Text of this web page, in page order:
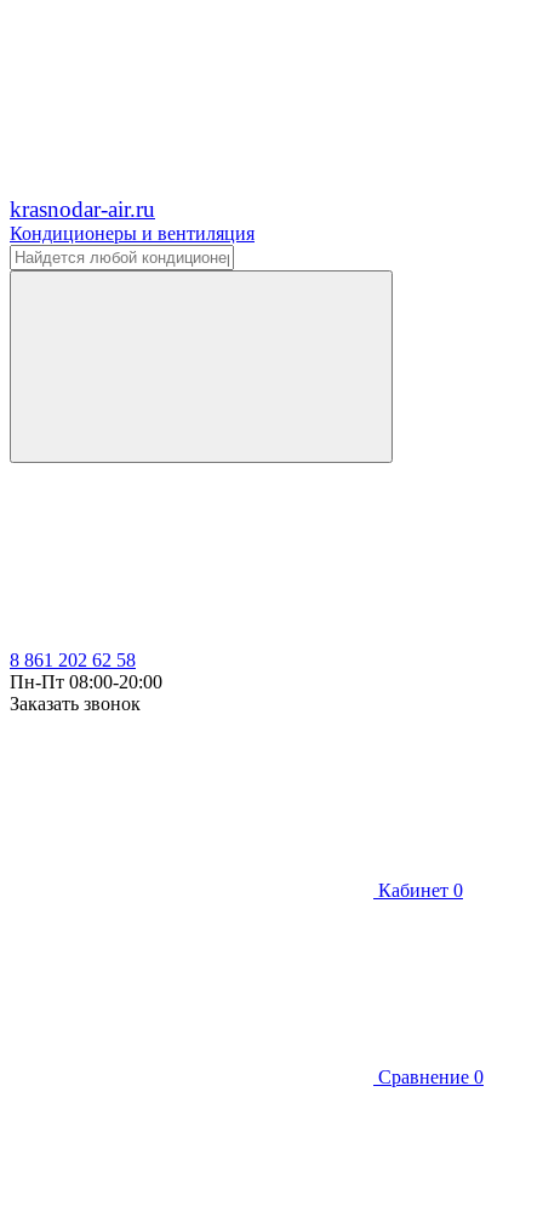
krasnodar-air.ru
Кондиционеры и вентиляция
8 861 202 62 58
Пн-Пт 08:00-20:00
Заказать звонок
Кабинет 0
Сравнение 0